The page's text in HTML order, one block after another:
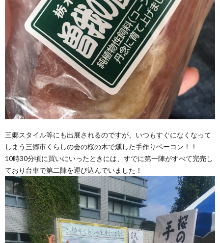
三郷スタイル等にも出展されるのですが、いつもすぐになくなって
しまう三郷市くらしの会の桜の木で燻した手作りベーコン！！
10時30分頃に買いにいったときには、すでに第一陣がすべて完売し
ており台車で第二陣を運び込んでいました！